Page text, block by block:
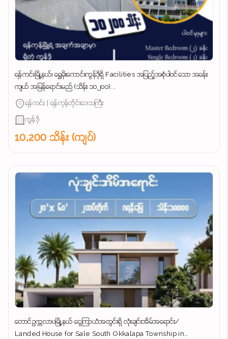
ရန်ကင်းမြို့နယ်၊ ရွှေမိုးကောင်းကွန်ဒိုရှိ Facilities အပြည့်အစုံပါဝင်သော အခန်း
ကျယ် အမြန်ရောင်းမည် (သိန်း ၁၀၂၀၀)...
ရန်ကင်း | ရန်ကုန်တိုင်းဒေသကြီး
ကွန်ဒို
10,200 သိန်း (ကျပ်)
တောင်ဥက္ကလာပမြို့နယ် ​ငွေကြာယံအတွင်းရှိ လုံးချင်းအိမ်အ​ရောင်း/
Landed House for Sale South Okkalapa Township in